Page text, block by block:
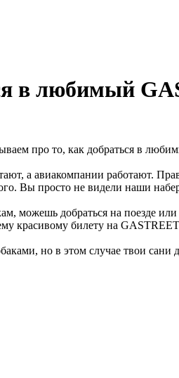
в любимый
про то, как добраться в
а авиакомпании работают.
Вы просто не видели наши
можешь добраться на поезде
красивому билету на
но в этом случае твои